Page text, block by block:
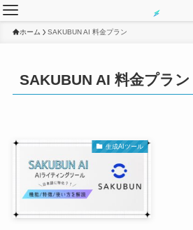
ホーム SAKUBUN AI 料金プラン
SAKUBUN AI 料金プラン
生成AIツール